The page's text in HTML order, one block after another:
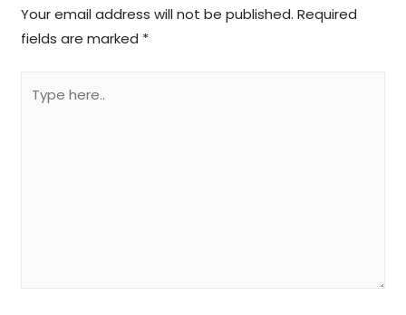
Your email address will not be published. Required
fields are marked *